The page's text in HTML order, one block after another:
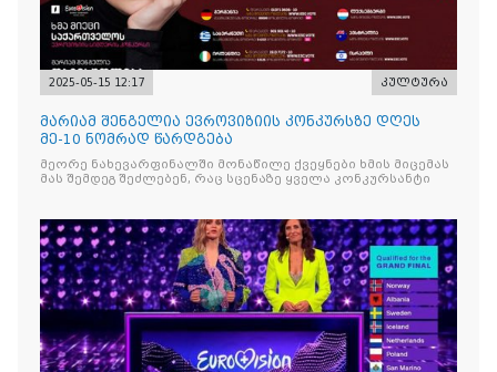
2025-05-15 12:17 კულტურა
მარიამ შენგელია ევროვიზიის კონკურსზე დღეს
მე-10 ნომრად წარდგება
მეორე ნახევარფინალში მონაწილე ქვეყნები ხმის მიცემას
მას შემდეგ შეძლებენ, რაც სცენაზე ყველა კონკურსანტი